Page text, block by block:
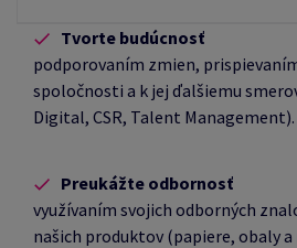
Tvorte budúcnosť
podporovaním zmien,
spoločnosti a k jej ďalšiemu
Digital, CSR, Talent Management).
Preukážte odbornosť
využívaním svojich odborných
našich produktov (papiere, obaly